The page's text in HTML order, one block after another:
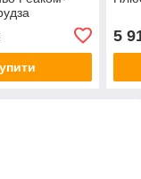
5